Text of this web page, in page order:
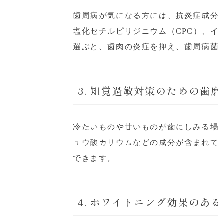
歯周病が気になる方には、抗炎症成
塩化セチルピリジニウム（CPC）、
選ぶと、歯肉の炎症を抑え、歯周病
3. 知覚過敏対策のための歯
冷たいものや甘いものが歯にしみる
ュウ酸カリウムなどの成分が含まれ
できます。
4. ホワイトニング効果のあ